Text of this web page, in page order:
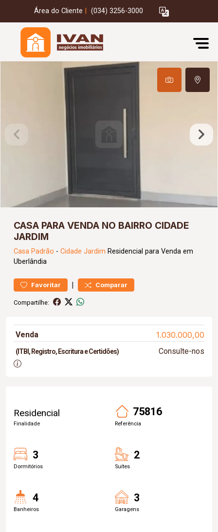
Área do Cliente (034) 3256-3000
CASA PARA VENDA NO BAIRRO CIDADE
JARDIM
Casa Padrão - Cidade Jardim Residencial para Venda em
Uberlândia
Favoritar | Comparar
Compartilhe:
Venda 1.030.000,00
(ITBI, Registro, Escritura e Certidões) Consulte-nos
Residencial
Finalidade
75816
Referência
3
Dormitórios
2
Suítes
4
Banheiros
3
Garagens